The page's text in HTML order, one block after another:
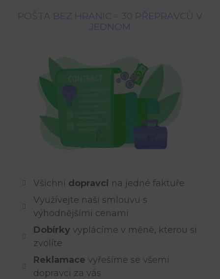
POŠTA BEZ HRANIC = 30 PŘEPRAVCŮ V
JEDNOM
Všichni dopravci na jedné faktuře
Využívejte naši smlouvu s
výhodnějšími cenami
Dobírkyvyplácíme v měně, kterou si
zvolíte
Reklamace vyřešíme se všemi
dopravci za vás